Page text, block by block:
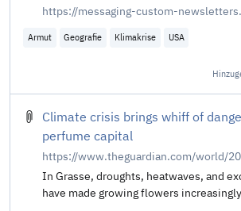
Armut Geografie Klimakrise USA
Climate crisis brings whiff of
perfume capital
In Grasse, droughts, heatwaves, and
have made growing flowers